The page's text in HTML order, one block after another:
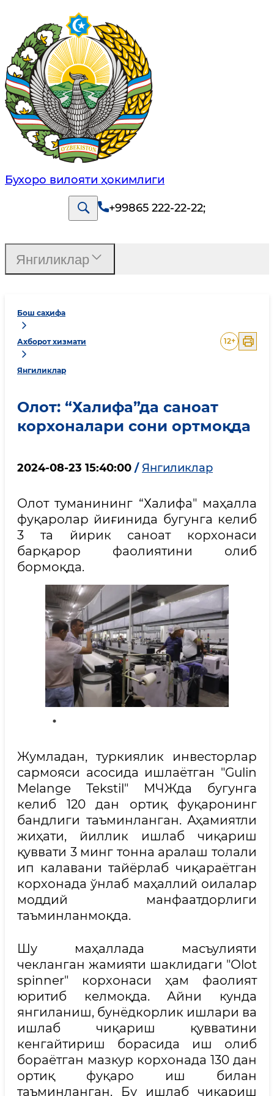
Бухоро вилояти ҳокимлиги
+99865 222-22-22;
Бош саҳифа
Ахборот хизмати
Янгиликлар
12+
Олот: “Халифа”да саноат
корхоналари сони ортмоқда
2024-08-23 15:40:00 / Янгиликлар
Олот туманининг “Халифа" маҳалла
фуқаролар йиғинида бугунга келиб
3 та йирик саноат корхонаси
барқарор фаолиятини олиб
бормоқда.
Жумладан, туркиялик инвесторлар
сармояси асосида ишлаётган "Gulin
Melange Tekstil" МЧЖда бугунга
келиб 120 дан ортиқ фуқаронинг
бандлиги таъминланган. Аҳамиятли
жиҳати, йиллик ишлаб чиқариш
қуввати 3 минг тонна аралаш толали
ип калавани тайёрлаб чиқараётган
корхонада ўнлаб маҳаллий оилалар
моддий манфаатдорлиги
таъминланмоқда.
Шу маҳаллада масъулияти
чекланган жамияти шаклидаги "Оlot
spinner" корхонаси ҳам фаолият
юритиб келмоқда. Айни кунда
янгиланиш, бунёдкорлик ишлари ва
ишлаб чиқариш қувватини
кенгайтириш борасида иш олиб
бораётган мазкур корхонада 130 дан
ортиқ фуқаро иш билан
таъминланган. Бу ишлаб чиқариш
Янгиликлар